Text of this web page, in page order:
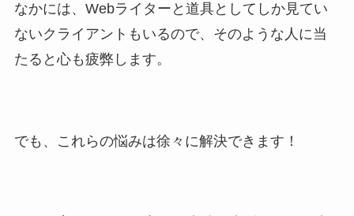
なかには、Webライターと道具としてしか見てい
ないクライアントもいるので、そのような人に当
たると心も疲弊します。
でも、これらの悩みは徐々に解決できます！